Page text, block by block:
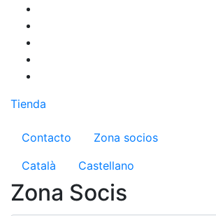
Pasar
contenido
principal
Tienda
Menú del compte
Contacto
Zona socios
Català
Castellano
Zona Socis